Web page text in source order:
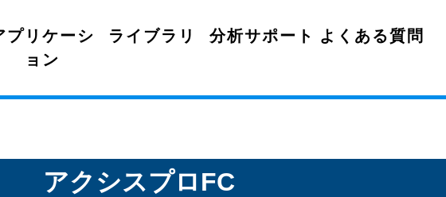
プリケーシ
ョン
ライブラリ 分析サポート よくある質問
アクシスプロFC